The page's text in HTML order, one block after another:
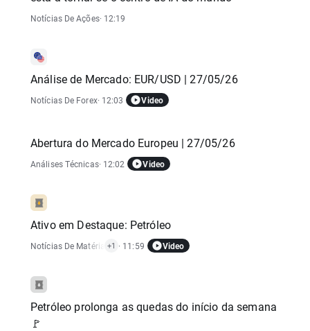
Notícias De Ações· 12:19
Análise de Mercado: EUR/USD | 27/05/26
Notícias De Forex· 12:03 Video
Abertura do Mercado Europeu | 27/05/26
Análises Técnicas· 12:02 Video
Ativo em Destaque: Petróleo
Notícias De Matérias-Primas
+1 · 11:59 Video
Petróleo prolonga as quedas do início da semana
🚩